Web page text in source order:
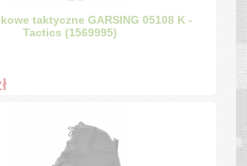
taktyczne GARSING 05108 K -
Tactics (1569995)